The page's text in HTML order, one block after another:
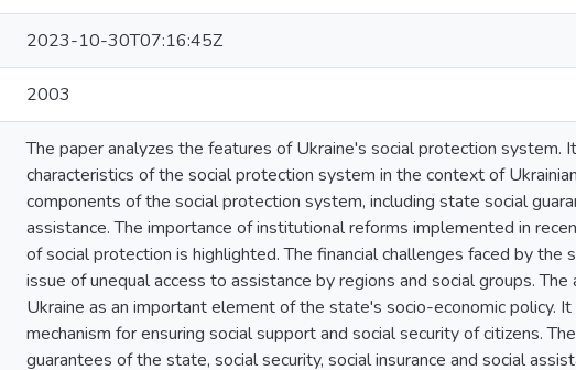
2023-10-30T07:16:45Z
2003
The paper analyzes the features of Ukraine's social protection system.
characteristics of the social protection system in the context of
components of the social protection system, including state social
assistance. The importance of institutional reforms implemented in
of social protection is highlighted. The financial challenges faced by
issue of unequal access to assistance by regions and social groups.
Ukraine as an important element of the state's socio-economic policy.
mechanism for ensuring social support and social security of citizens.
guarantees of the state, social security, social insurance and social